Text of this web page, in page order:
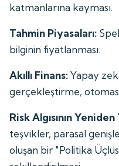
katmanlarına kayması.
Tahmin Piyasaları:
bilginin fiyatlanması.
Akıllı Finans:Yapay
gerçekleştirme,
Risk Algısının Yeniden
teşvikler, parasal
oluşan bir "Politika